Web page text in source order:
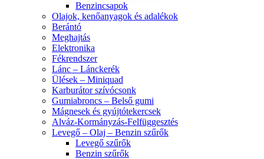
Benzincsapok
Olajok, kenőanyagok és adalékok
Berántó
Meghajtás
Elektronika
Fékrendszer
Lánc – Lánckerék
Ülések – Miniquad
Karburátor szívócsonk
Gumiabroncs – Belső gumi
Mágnesek és gyújtótekercsek
Alváz-Kormányzás-Felfüggesztés
Levegő – Olaj – Benzin szűrők
Levegő szűrők
Benzin szűrők